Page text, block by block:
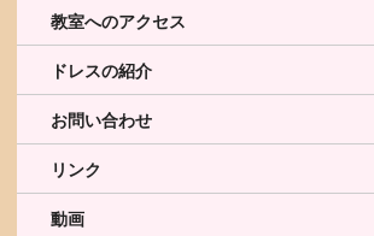
教室へのアクセス
ドレスの紹介
お問い合わせ
リンク
動画